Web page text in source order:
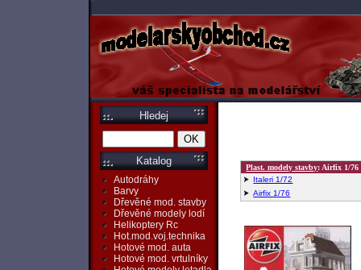
Hledej
Katalog
Autodráhy
Barvy
Dřevěné mod. stavby
Dřevěné modely lodí
Helikoptery Rc
Hot.mod.voj.technika
Hotové mod. auta
Hotové mod. vrtulníky
Plast. modely stavby: Airfix 1/76
Italeri 1/72
Airfix 1/76